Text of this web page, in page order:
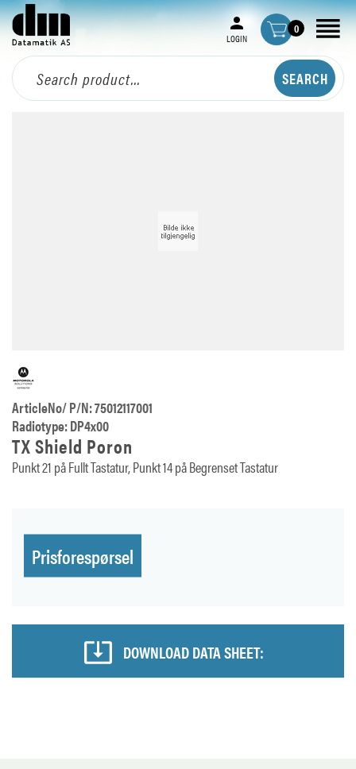
LOGIN
0
ArticleNo/ P/N: 75012117001
Radiotype: DP4x00
TX Shield Poron
Punkt 21 på Fullt Tastatur, Punkt 14 på Begrenset Tastatur
Prisforespørsel
DOWNLOAD DATA SHEET: